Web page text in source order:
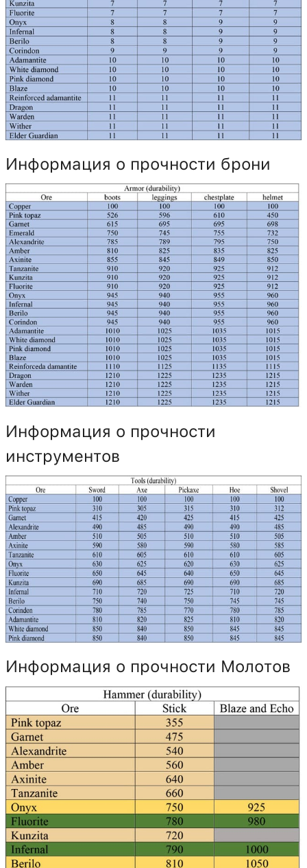
Информация о прочности брони
Информация о прочности
инструментов
Информация о прочности Молотов